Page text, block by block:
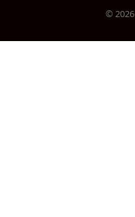
© 2026